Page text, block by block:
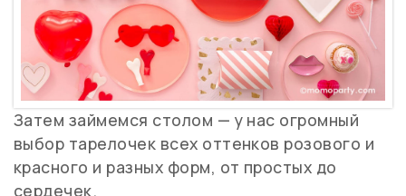
Затем займемся столом — у нас огромный
выбор тарелочек всех оттенков розового и
красного и разных форм, от простых до
сердечек.